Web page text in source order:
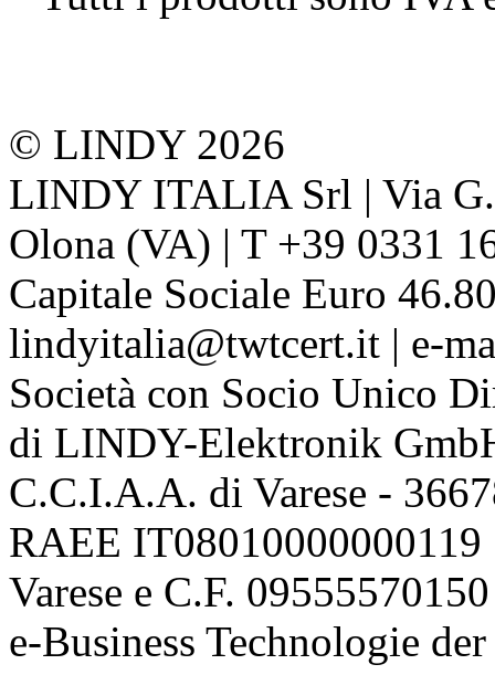
© LINDY 2026
LINDY ITALIA Srl | Via
Olona (VA) | T +39 0331
Capitale Sociale Euro
lindyitalia@twtcert.it | e-
Società con Socio Unico
di LINDY-Elektronik
C.C.I.A.A. di Varese -
RAEE
Varese e C.F. 09555570150
e-Business Technologie